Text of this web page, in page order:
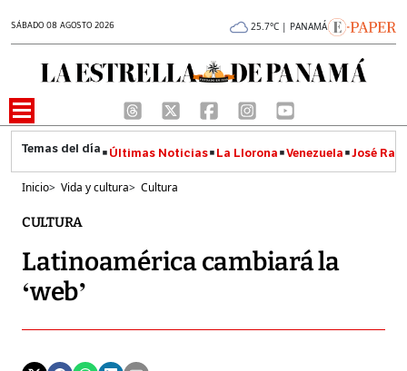
SÁBADO 08 AGOSTO 2026 25.7°C | PANAMÁ
Últimas Noticias La Llorona Venezuela José
Inicio> Vida y cultura> Cultura
CULTURA
Latinoamérica cambiará la
‘web’